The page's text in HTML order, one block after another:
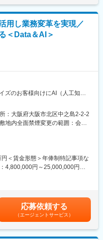
に一定の素養をお持ちの方
テスト750点以上）
に合わせて調整されたソリュー
組み込み、各業界の重要な領域
す。
・組織が継続的に対処するため
、脆弱性情報の収集、侵入テス
を行います。また脅威検知、イ
ービス（サービス導入および運
メント及びロードマップ等）の
展開のご支援
ェーズに対する診断サービス
攻撃予兆検知と対策推進
望する案件にアサイン可能
戦略における意思決定権を持つ
。月給(月額)は固定手当を含めた
用し業務変革を実現／
＜Data＆AI＞
ズのお客様向けにAI（人工知
見、システム開発から運用に関
して新たな価値を提供します。
件定義、設計・開発・テスト、
、プロジェクト管理経験、運用
画～開発～運用の上流工程から
めのAIやその他のテクノロジー
横断でチームを組成してのプロ
：大阪府大阪市北区中之島2-2-2
地内全面禁煙変更の範囲：会社
＜賃金形態＞年俸制特記事項な
4,800,000円～25,000,000円＜
応募依頼する
（エージェントサービス）